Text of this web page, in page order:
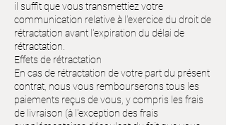
il suffit que vous transmettiez votre
communication relative à l'exercice du droit de
rétractation avant l'expiration du délai de
rétractation.
Effets de rétractation
En cas de rétractation de votre part du présent
contrat, nous vous rembourserons tous les
paiements reçus de vous, y compris les frais
de livraison (à l'exception des frais